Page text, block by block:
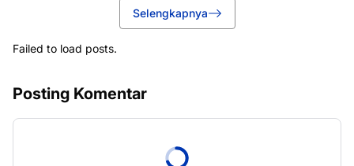
Selengkapnya
Failed to load posts.
Posting Komentar